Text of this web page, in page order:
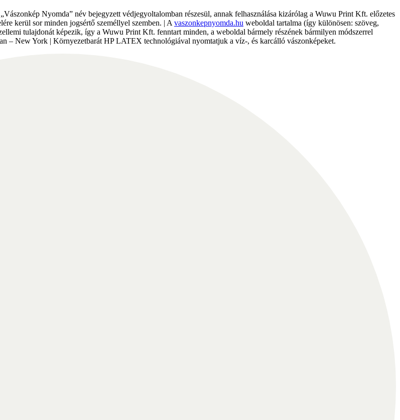
Nyomda” név bejegyzett védjegyoltalomban részesül, annak felhasználása kizárólag a Wuwu Print Kft. előzetes
kerül sor minden jogsértő személlyel szemben. | A vaszonkepnyomda.hu weboldal tartalma (így különösen: szöveg,
tulajdonát képezik, így a Wuwu Print Kft. fenntart minden, a weboldal bármely részének bármilyen módszerrel
– New York | Környezetbarát HP LATEX technológiával nyomtatjuk a víz-, és karcálló vászonképeket.